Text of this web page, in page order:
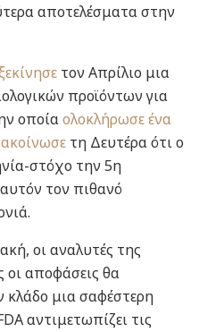
αποτελέσματα στην
τον Απρίλιο μια
προϊόντων για
οποίαολοκλήρωσε ένα
τη Δευτέρα ότι ο
στόχο την 5η
τον πιθανό
οι αναλυτές της
οι αποφάσεις θα
μια σαφέστερη
αντιμετωπίζει τις